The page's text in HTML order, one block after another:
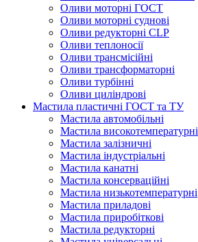
Оливи моторні ГОСТ
Оливи моторні суднові
Оливи редукторні CLP
Оливи теплоносії
Оливи трансмісійні
Оливи трансформаторні
Оливи турбінні
Оливи циліндрові
Мастила пластичні ГОСТ та ТУ
Мастила автомобільні
Мастила високотемпературні
Мастила залізничні
Мастила індустріальні
Мастила канатні
Мастила консерваційні
Мастила низькотемпературні
Мастила приладові
Мастила приробіткові
Мастила редукторні